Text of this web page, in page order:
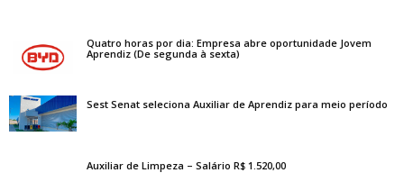
Quatro horas por dia: Empresa abre oportunidade Jovem
Aprendiz (De segunda à sexta)
Sest Senat seleciona Auxiliar de Aprendiz para meio período
Auxiliar de Limpeza – Salário R$ 1.520,00